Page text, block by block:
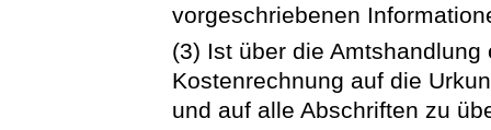
vorgeschriebenen
(3) Ist über die
Kostenrechnung auf die
und auf alle Abschriften zu